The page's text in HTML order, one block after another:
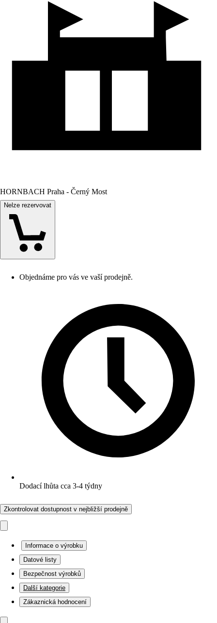
HORNBACH Praha - Černý Most
Nelze rezervovat
Objednáme pro vás ve vaší prodejně.
Dodací lhůta cca 3-4 týdny
Zkontrolovat dostupnost v nejbližší prodejně
Informace o výrobku
Datové listy
Bezpečnost výrobků
Další kategorie
Zákaznická hodnocení